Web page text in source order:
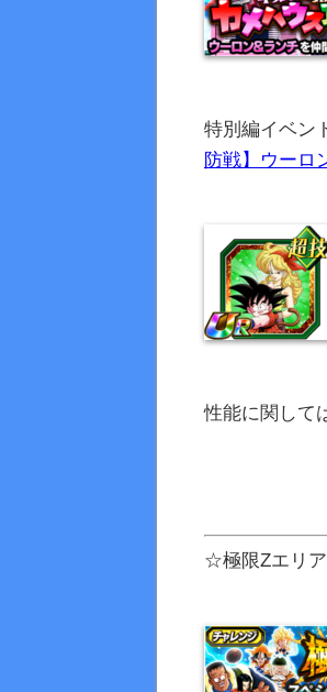
特別編イベン
防戦】ウーロ
性能に関して
☆極限Zエリア